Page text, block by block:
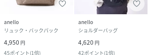
anello
リュック・バックパック
4,950 円
45ポイント(1倍)
anello
ショルダーバッグ
4,620 円
42ポイント(1倍)